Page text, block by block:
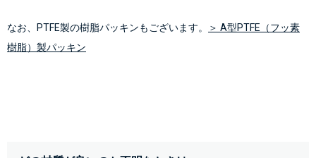
なお、PTFE製の樹脂パッキンもございます。
＞ A型PTFE（フッ素
樹脂）製パッキン